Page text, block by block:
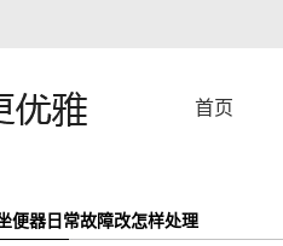
首页
便器日常故障改怎样处理